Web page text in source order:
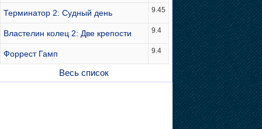
Терминатор 2: Судный день 9.45
Властелин колец 2: Две крепости 9.4
Форрест Гамп 9.4
Весь список